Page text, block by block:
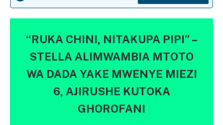
“RUKA CHINI, NITAKUPA PIPI” –
STELLA ALIMWAMBIA MTOTO
WA DADA YAKE MWENYE MIEZI
6, AJIRUSHE KUTOKA
GHOROFANI